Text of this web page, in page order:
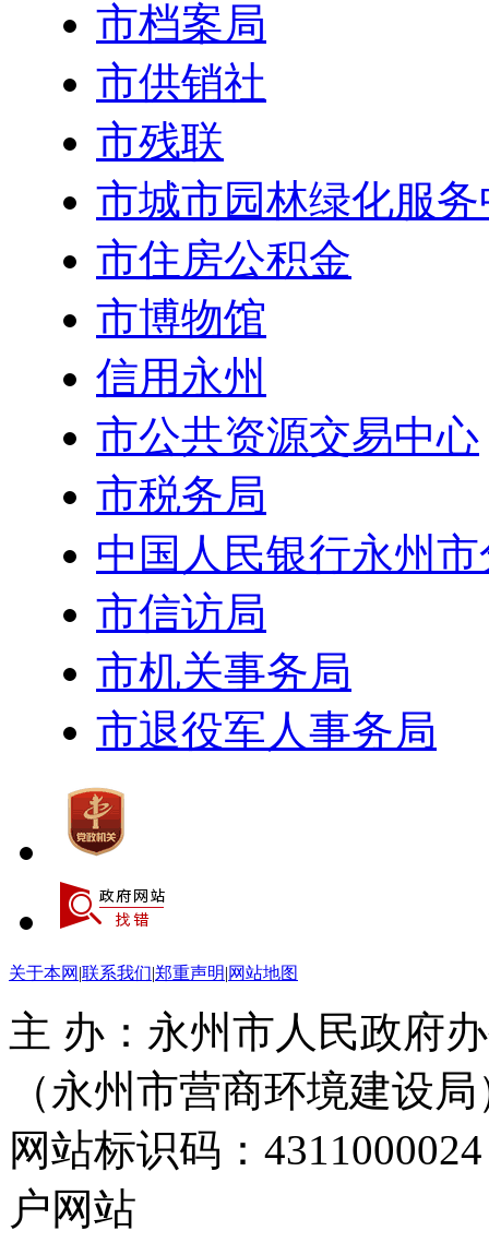
市档案局
市供销社
市残联
市城市园林绿化服
市住房公积金
市博物馆
信用永州
市公共资源交易中心
市税务局
中国人民银行永州
市信访局
市机关事务局
市退役军人事务局
关于本网 |联系我们|郑重声明|网站地图
主 办：永州市人民政府
（永州市营商环境建设局
网站标识码：
户网站